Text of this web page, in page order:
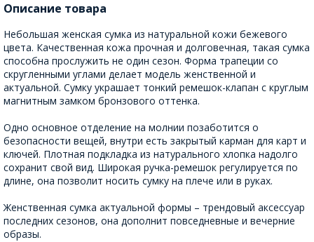
Описание товара
Небольшая женская сумка из натуральной кожи бежевого
цвета. Качественная кожа прочная и долговечная, такая сумка
способна прослужить не один сезон. Форма трапеции со
скругленными углами делает модель женственной и
актуальной. Сумку украшает тонкий ремешок-клапан с круглым
магнитным замком бронзового оттенка.
Одно основное отделение на молнии позаботится о
безопасности вещей, внутри есть закрытый карман для карт и
ключей. Плотная подкладка из натурального хлопка надолго
сохранит свой вид. Широкая ручка-ремешок регулируется по
длине, она позволит носить сумку на плече или в руках.
Женственная сумка актуальной формы – трендовый аксессуар
последних сезонов, она дополнит повседневные и вечерние
образы.